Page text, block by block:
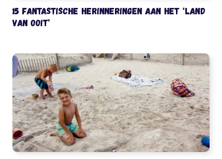
15 fantastische herinneringen aan het ‘Land
van Ooit’